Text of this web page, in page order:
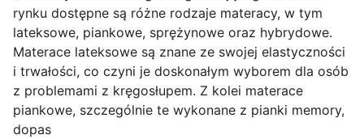
rynku dostępne są różne rodzaje materacy, w tym
lateksowe, piankowe, sprężynowe oraz hybrydowe.
Materace lateksowe są znane ze swojej elastyczności
i trwałości, co czyni je doskonałym wyborem dla osób
z problemami z kręgosłupem. Z kolei materace
piankowe, szczególnie te wykonane z pianki memory,
dopas